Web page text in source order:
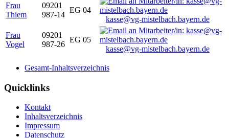
Frau
Thiem
09201
987-14
EG 04
kasse@vg-mistelbach.bayern.de
Frau
Vogel
09201
987-26
EG 05
kasse@vg-mistelbach.bayern.de
Gesamt-Inhaltsverzeichnis
Quicklinks
Kontakt
Inhaltsverzeichnis
Impressum
Datenschutz